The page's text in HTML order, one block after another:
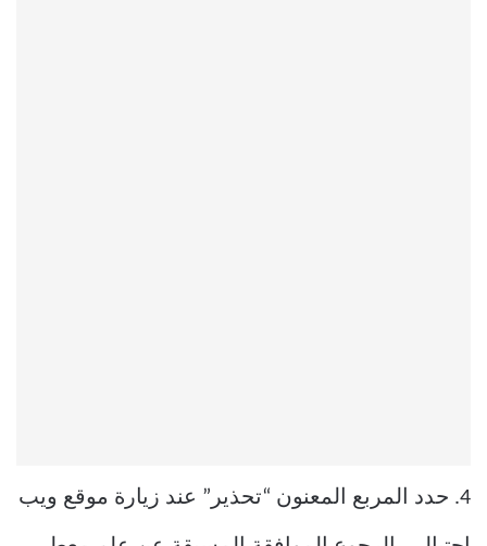
4. حدد المربع المعنون “تحذير” عند زيارة موقع ويب